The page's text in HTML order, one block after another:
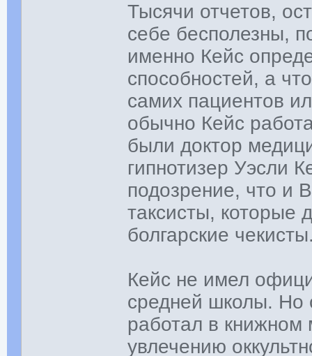
Тысячи отчетов,
себе бесполезны,
именно Кейс
способностей, а
самих пациентов
обычно Кейс
были доктор
гипнотизер Уэсли
подозрение, что и
таксисты, которые
болгарские
Кейс не имел
средней школы. Но
работал в книжном
увлечению